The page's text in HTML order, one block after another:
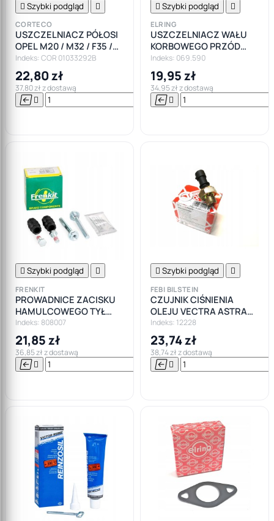
 Szybki podgląd 
CORTECO
USZCZELNIACZ PÓŁOSI
OPEL M20 / M32 / F35 /
F40
Indeks: COR 01033292B
22,80 zł
37,80 zł z dostawą
  

 Szybki podgląd 
ELRING
USZCZELNIACZ WAŁU
KORBOWEGO PRZÓD
OPEL INSIGNIA ZAFIRA
ASTRA 1.9 2.0 CDTI
Indeks: 069.590
19,95 zł
34,95 zł z dostawą
 
 Szybki podgląd 
FRENKIT
PROWADNICE ZACISKU
HAMULCOWEGO TYŁ
CITROEN PEUGEOT
Indeks: 808007
21,85 zł
36,85 zł z dostawą
  

 Szybki podgląd 
FEBI BILSTEIN
CZUJNIK CIŚNIENIA
OLEJU VECTRA ASTRA
1.3 1.9 CDTI
Indeks: 12228
23,74 zł
38,74 zł z dostawą
 